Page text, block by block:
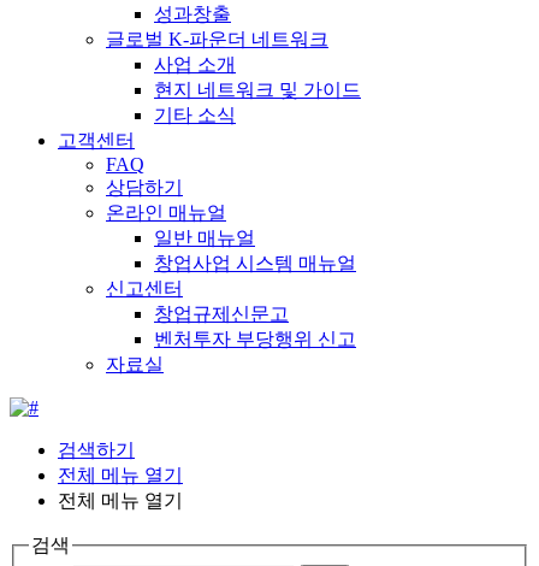
성과창출
글로벌 K-파운더 네트워크
사업 소개
현지 네트워크 및 가이드
기타 소식
고객센터
FAQ
상담하기
온라인 매뉴얼
일반 매뉴얼
창업사업 시스템 매뉴얼
신고센터
창업규제신문고
벤처투자 부당행위 신고
자료실
검색하기
전체 메뉴 열기
전체 메뉴 열기
검색